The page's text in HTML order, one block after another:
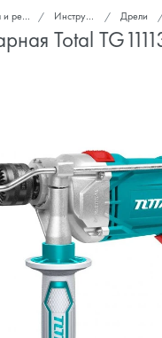
Инструмент Дрели
Total